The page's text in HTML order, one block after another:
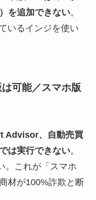
を追加できない。
いるインジを使い
可能／スマホ版
Advisor、自動売買
は実行できない。
。これが「スマホ
材が100%詐欺と断